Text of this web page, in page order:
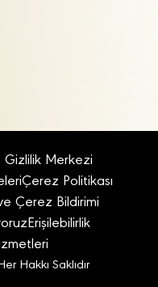
Merkezi
Çerez Politikası
Çerez Bildirimi
Erişilebilirlik
Hakkı Saklıdır